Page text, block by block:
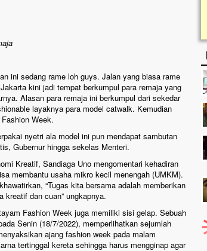
ini sedang rame loh guys. Jalan yang biasa rame
kini jadi tempat berkumpul para remaja yang
Alasan para remaja ini berkumpul dari sekedar
layaknya para model catwalk. Kemudian
Week.
nyetri ala model ini pun mendapat sambutan
Gubernur hingga sekelas Menteri.
Kreatif, Sandiaga Uno mengomentari kehadiran
membantu usaha mikro kecil menengah (UMKM).
“Tugas kita bersama adalah memberikan
dan cuan” ungkapnya.
Fashion Week juga memiliki sisi gelap. Sebuah
Senin (18/7/2022), memperlihatkan sejumlah
ajang fashion week pada malam
tertinggal kereta sehingga harus mengginap agar